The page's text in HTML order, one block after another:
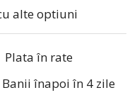
alte optiuni
Plata în rate
Banii înapoi în 4 zile